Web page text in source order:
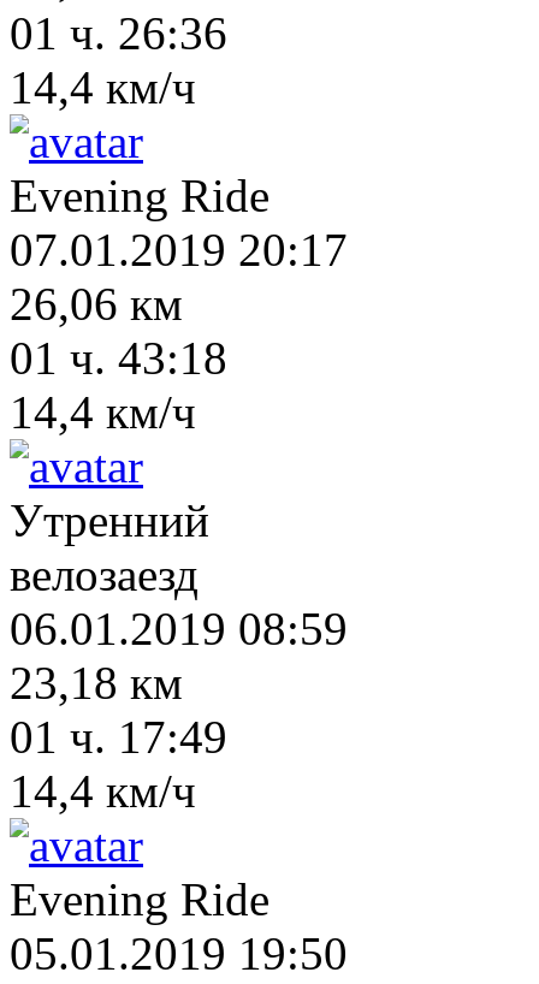
01 ч. 26:36
14,4 км/ч
Evening Ride
07.01.2019 20:17
26,06 км
01 ч. 43:18
14,4 км/ч
Утренний
велозаезд
06.01.2019 08:59
23,18 км
01 ч. 17:49
14,4 км/ч
Evening Ride
05.01.2019 19:50